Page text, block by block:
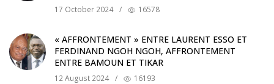
17 October 2024 / 16578
« AFFRONTEMENT » ENTRE LAURENT ESSO ET
FERDINAND NGOH NGOH, AFFRONTEMENT
ENTRE BAMOUN ET TIKAR
12 August 2024 / 16193